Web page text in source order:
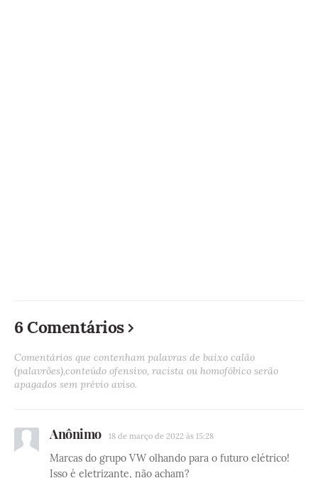
6 Comentários
Comentários que contenham palavras de baixo calão
(palavrões),conteúdo ofensivo, racista ou homofóbico serão
apagados sem prévio aviso.
Anônimo 18 de março de 2022 às 15:28
Marcas do grupo VW olhando para o futuro elétrico!
Isso é eletrizante, não acham?